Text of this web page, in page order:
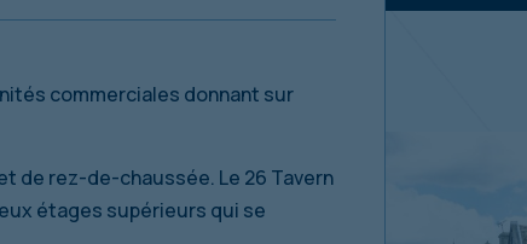
commerciales donnant sur
de rez-de-chaussée. Le 26 Tavern
étages supérieurs qui se